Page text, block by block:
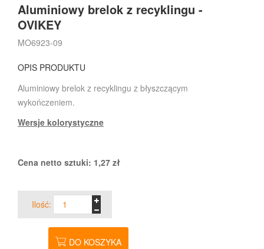
Aluminiowy brelok z recyklingu -
OVIKEY
MO6923-09
OPIS PRODUKTU
Aluminiowy brelok z recyklingu z błyszczącym
wykończeniem.
Wersje kolorystyczne
Cena netto sztuki: 1,27 zł
Ilość:
DO KOSZYKA